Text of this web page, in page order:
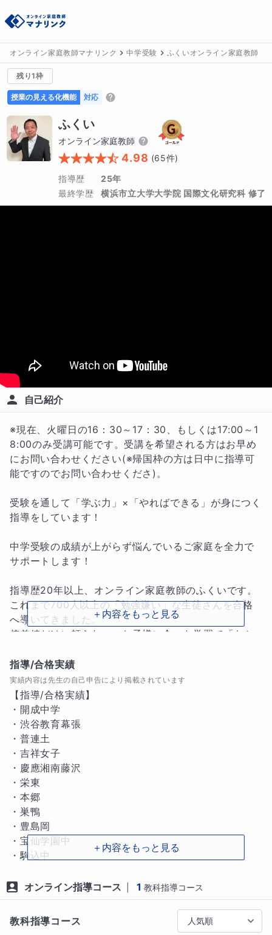
オンライン家庭教師マナリンク 中学受験 ふくいオンライン家庭教師
残り1枠
授業の見える化機能 対応
ふくい
オンライン家庭教師
4.98 (65件)
指導歴
25年
最終学歴
横浜市立大学大学院 国際文化研究科 修了
自己紹介
※現在、火曜日の16：30～17：30、もしくは17:00～1
8:00のみ受講可能です。受講を希望される方はお早め
にお問い合わせください(※帰国枠の方は日中に指導可
能ですのでお問い合わせくださ)。
受験を通して「学ぶ力」×「やればできる」が身につく
指導をしています！
中学受験の成績が上がらず悩んでいるご家庭を全力で
サポートします！
指導歴20年以上、オンライン家庭教師のふくいです。
これまで700人以上の「勉強嫌い」な生徒さんを合格
へ導いてきました。
偏差値だけに頼らない、お子様に合った学習で「わか
保護者様にも寄り添い、家族みんなが笑顔になれる中
学受験を展開して参ります。
■他の先生には無い強み
進学塾での指導経験と、指導歴20年以上・全4教科対
応のノウハウがあります。これまで700人以上の「勉
強嫌い」な生徒さんを指導し、合格率20％以下からの
逆転合格も多数実現してきました。
大手塾の画一的なカリキュラムで放置されがちな「つ
まずき」を特定し、セカンドオピニオンとして最適な
学習ルートをご提案できるのが強みです。
■指導方針・指導ポイント
1. 基礎と過去問に絞った「逆転の型」で指導します
上がりません。お子様の「なぜ解けないのか」に真剣
に向き合い、個々のレベルに合った教材で「わからな
い」を「できる！」に変えていきます。
＋内容をもっと見る
指導/合格実績
実績内容は先生の自己申告により掲載されています
【指導/合格実績】
・開成中学
・渋谷教育幕張
・普連土
・吉祥女子
・慶應湘南藤沢
・栄東
・本郷
・巣鴨
・豊島岡
・宝仙学園中
・駒込中
・愛光中学
・高輪中学
・東京都立富士高等学校・附属中学校
・恵泉女学園
＋内容をもっと見る
オンライン指導コース 1 教科指導コース
教科指導コース 人気順